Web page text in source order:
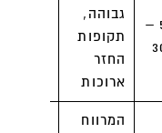
50,000 –
גבוהה,
תקופות
החזר
ארוכות
המרווח